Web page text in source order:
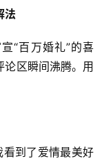
法
“百万婚礼”的喜
论区瞬间沸腾。用
到了爱情最美好